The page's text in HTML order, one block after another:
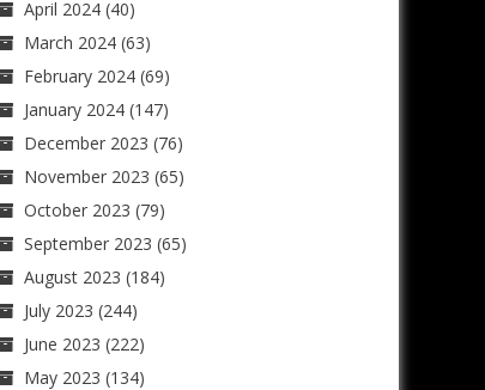
April 2024(40)
March 2024(63)
February 2024(69)
January 2024(147)
December 2023 (76)
November 2023 (65)
October 2023 (79)
September 2023 (65)
August 2023 (184)
July 2023 (244)
June 2023 (222)
May 2023 (134)